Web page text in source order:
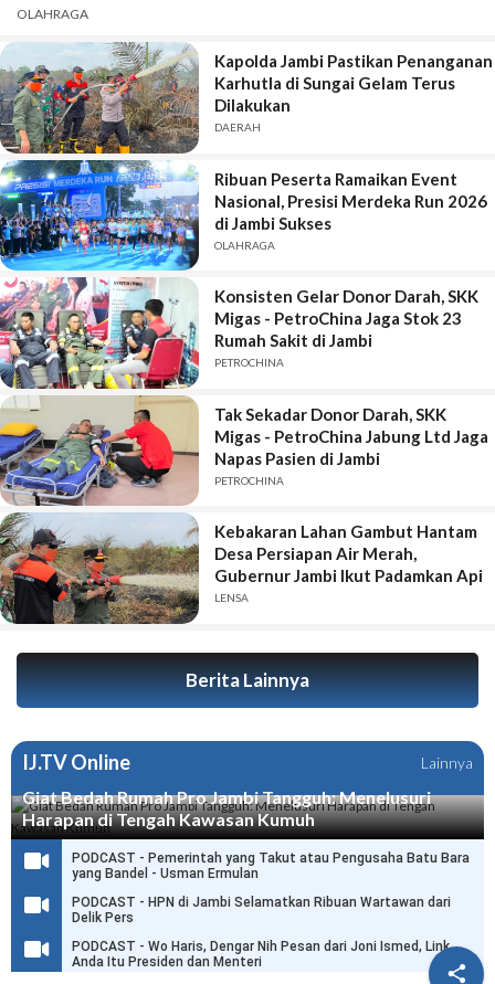

OLAHRAGA
Kapolda Jambi Pastikan Penanganan
Karhutla di Sungai Gelam Terus
Dilakukan
DAERAH
Ribuan Peserta Ramaikan Event
Nasional, Presisi Merdeka Run 2026
di Jambi Sukses
OLAHRAGA
Konsisten Gelar Donor Darah, SKK
Migas - PetroChina Jaga Stok 23
Rumah Sakit di Jambi
PETROCHINA
Tak Sekadar Donor Darah, SKK
Migas - PetroChina Jabung Ltd Jaga
Napas Pasien di Jambi
PETROCHINA
Kebakaran Lahan Gambut Hantam
Desa Persiapan Air Merah,
Gubernur Jambi Ikut Padamkan Api
LENSA
Berita Lainnya
IJ.TV Online Lainnya
Giat Bedah Rumah Pro Jambi Tangguh: Menelusuri
Harapan di Tengah Kawasan Kumuh
PODCAST - Pemerintah yang Takut atau Pengusaha Batu Bara
yang Bandel - Usman Ermulan
PODCAST - HPN di Jambi Selamatkan Ribuan Wartawan dari
Delik Pers
PODCAST - Wo Haris, Dengar Nih Pesan dari Joni Ismed, Link
Anda Itu Presiden dan Menteri